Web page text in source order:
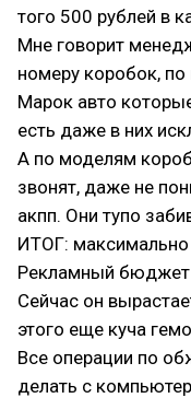
того 500 рублей в
Мне говорит
номеру коробок,
Марок авто
есть даже в них
А по моделям
звонят, даже не
акпп. Они тупо
ИТОГ:
Рекламный бюджет
Сейчас он
этого еще куча
Все операции по
делать с